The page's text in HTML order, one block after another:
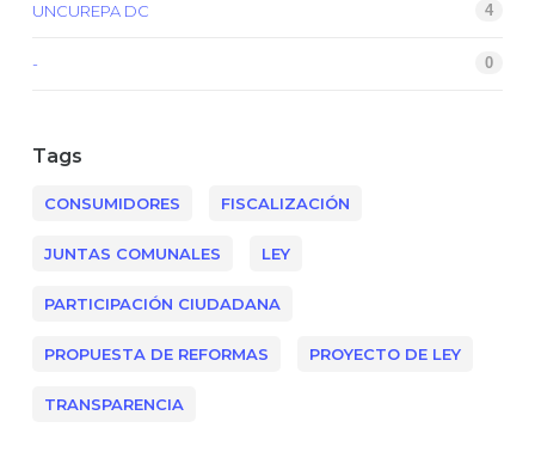
UNCUREPA DC 4
- 0
Tags
CONSUMIDORES FISCALIZACIÓN
JUNTAS COMUNALES LEY
PARTICIPACIÓN CIUDADANA
PROPUESTA DE REFORMAS PROYECTO DE LEY
TRANSPARENCIA